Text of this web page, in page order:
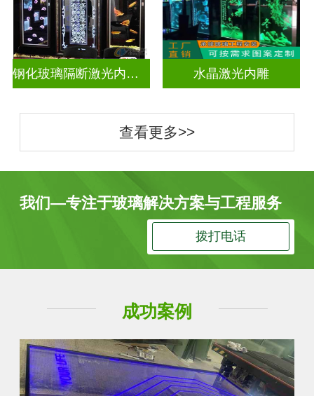
钢化玻璃隔断激光内雕护栏玻璃 水晶激光内雕
查看更多>>
我们—专注于玻璃解决方案与工程服务
拨打电话
成功案例